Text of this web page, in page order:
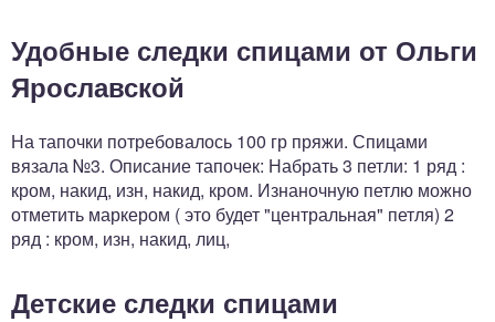
Удобные следки спицами от Ольги
Ярославской
На тапочки потребовалось 100 гр пряжи. Спицами
вязала №3. Описание тапочек: Набрать 3 петли: 1 ряд :
кром, накид, изн, накид, кром. Изнаночную петлю можно
отметить маркером ( это будет "центральная" петля) 2
ряд : кром, изн, накид, лиц,
Детские следки спицами